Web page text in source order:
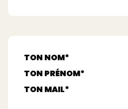
TON NOM*
TON PRÉNOM*
TON MAIL*